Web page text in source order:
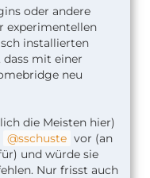
oder andere
experimentellen
installierten
dass mit einer
neu
die Meisten hier)
sschuste vor (an
und würde sie
Nur frisst auch